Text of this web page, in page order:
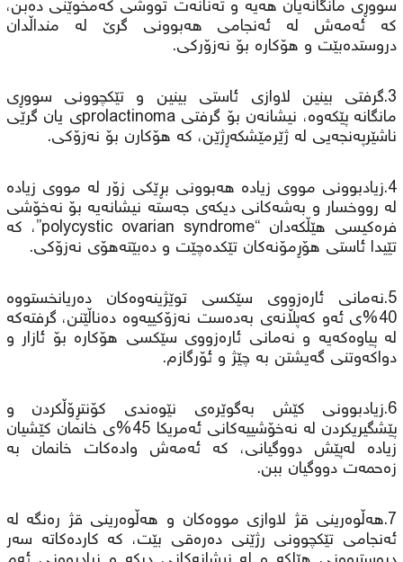
سووڕی مانگانەیان هەیە و تەنانەت تووشی کەمخوێنی دەبن،
کە ئەمەش لە ئەنجامی هەبوونی گرێ لە منداڵدان
دروستدەبێت و هۆکارە بۆ نەزۆرکی.
3.گرفتی بینین لاوازی ئاستی بینین و تێکچوونی سووڕی
مانگانە پێکەوە، نیشانەن بۆ گرفتی prolactinomaی یان گرێی
ناشێرپەنجەیی لە ژێرمێشکەڕژێن، کە هۆکارن بۆ نەزۆکی.
4.زیادبوونی مووی زیادە هەبوونی بڕێكی زۆر لە مووی زیادە
لە رووخسار و بەشەکانی دیکەی جەستە نیشانەیە بۆ نەخۆشی
فرەکیسی هێڵکەدان “polycystic ovarian syndrome”، کە
تێیدا ئاستی هۆڕمۆنەکان تێکدەچێت و دەبێتەهۆی نەزۆکی.
5.نەمانی ئارەزووی سێکسی توێژینەوەکان دەریانخستووە
40%ی ئەو کەپڵانەی بەدەست نەزۆکییەوە دەناڵێنن، گرفتەکە
لە پیاوەکەیە و نەمانی ئارەزووی سێکسی هۆکارە بۆ ئازار و
دواکەوتنی گەیشتن بە چێژ و ئۆرگازم.
6.زیادبوونی کێش بەگوێرەی نێوەندی کۆنتڕۆڵکردن و
پێشگیریکردن لە نەخۆشییەکانی ئەمریکا 45%ی خانمان کێشیان
زیادە لەپێش دووگیانی، کە ئەمەش وادەکات خانمان بە
زەحمەت دووگیان ببن.
7.هەڵوەرینی قژ لاوازی مووەکان و هەڵوەرینی قژ رەنگە لە
ئەنجامی تێکچوونی رژێنی دەرەقی بێت، کە کاردەکاتە سەر